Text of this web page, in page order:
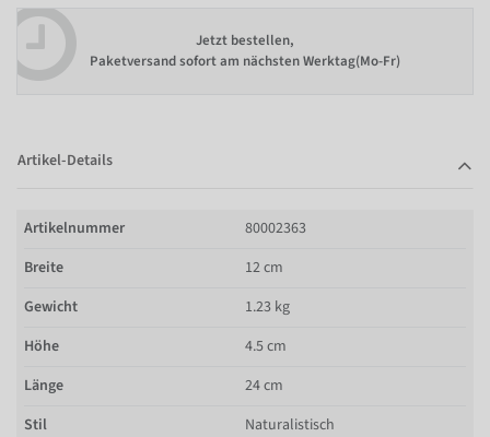
Jetzt bestellen,
Paketversand sofort am nächsten Werktag(Mo-Fr)
Artikel-Details
Artikelnummer
80002363
Breite
12 cm
Gewicht
1.23 kg
Höhe
4.5 cm
Länge
24 cm
Stil
Naturalistisch